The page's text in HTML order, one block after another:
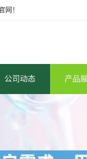
网！
公司动态 产品